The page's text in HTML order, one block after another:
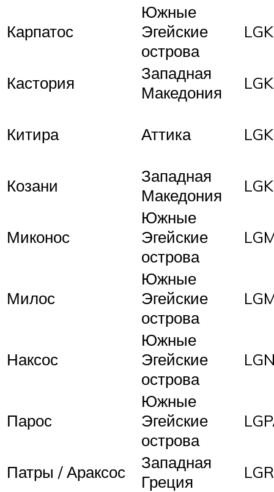
Карпатос
Южные
Эгейские
острова
Кастория
Западная
Македония
Китира Аттика
Козани
Западная
Македония
Миконос
Южные
Эгейские
острова
Милос
Южные
Эгейские
острова
Наксос
Южные
Эгейские
острова
Парос
Южные
Эгейские
острова
Патры / Араксос
Западная
Греция